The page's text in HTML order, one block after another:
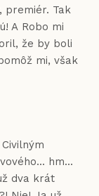
premiér. Tak
A Robo mi
že by boli
mi, však
hm...
dva krát